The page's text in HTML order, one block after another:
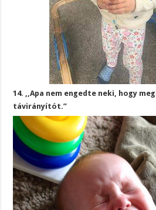
14. ,,Apa nem engedte neki, hogy
távirányítót.”